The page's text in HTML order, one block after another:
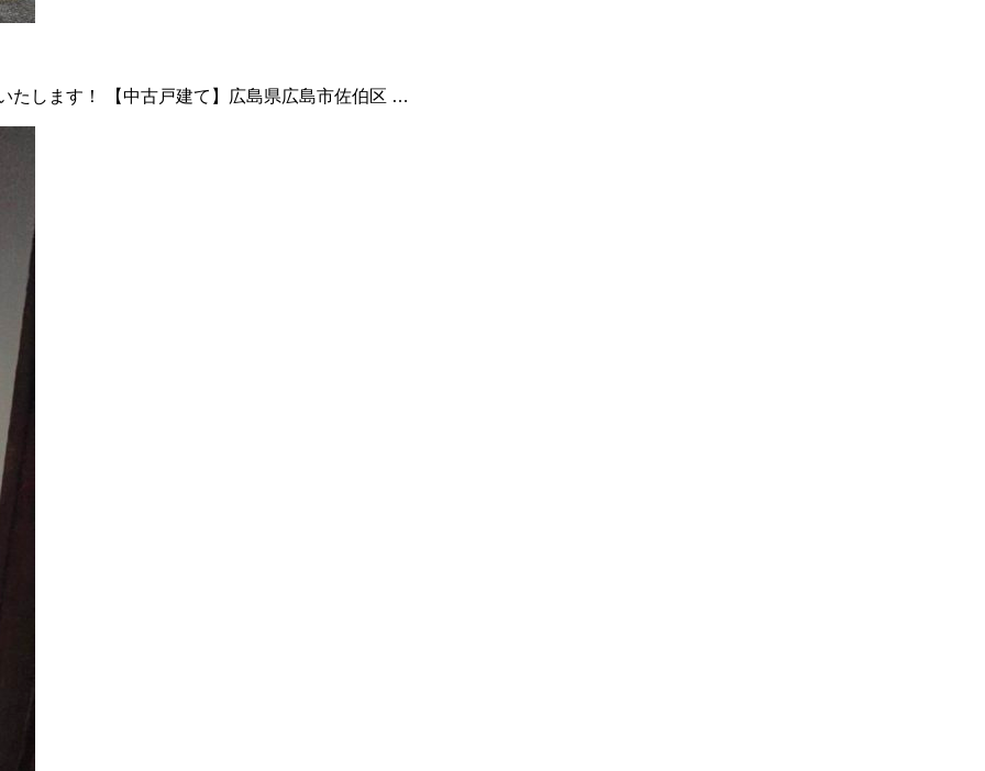
たします！ 【中古戸建て】広島県広島市佐伯区 …